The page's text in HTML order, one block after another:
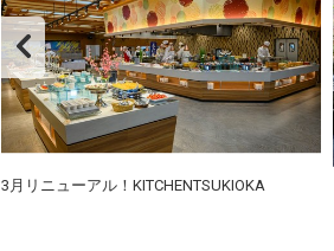
3月リニューアル！KITCHENTSUKIOKA